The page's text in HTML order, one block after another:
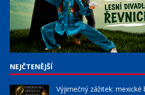
NEJČTENĚJŠÍ
Výjimečný zážitek: mexické